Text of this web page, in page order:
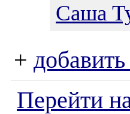
Саша
+
Перейти